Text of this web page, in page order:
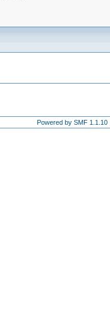
Powered by SMF 1.1.10